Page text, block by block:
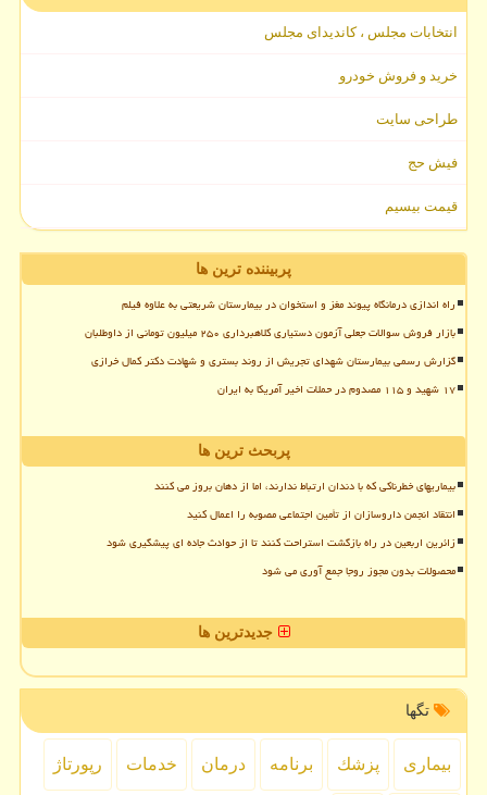
انتخابات مجلس ، کاندیدای مجلس
خرید و فروش خودرو
طراحی سایت
فیش حج
قیمت بیسیم
پربیننده ترین ها
راه اندازی درمانگاه پیوند مغز و استخوان در بیمارستان شریعتی به علاوه فیلم
بازار فروش سوالات جعلی آزمون دستیاری کلاهبرداری ۲۵۰ میلیون تومانی از داوطلبان
گزارش رسمی بیمارستان شهدای تجریش از روند بستری و شهادت دکتر کمال خرازی
۱۷ شهید و ۱۱۵ مصدوم در حملات اخیر آمریکا به ایران
پربحث ترین ها
بیماریهای خطرناکی که با دندان ارتباط ندارند، اما از دهان بروز می کنند
انتقاد انجمن داروسازان از تأمین اجتماعی مصوبه را اعمال کنید
زائرین اربعین در راه بازگشت استراحت کنند تا از حوادث جاده ای پیشگیری شود
محصولات بدون مجوز روجا جمع آوری می شود
جدیدترین ها
تگها
بیماری پزشك برنامه درمان خدمات رپورتاژ